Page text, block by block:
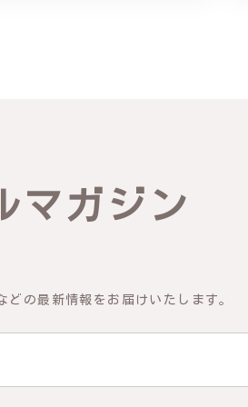
ざいました。お客様にご満足いただけた
で、どうぞ末永くご愛用ください。また
うな繊細さ K145
、写真で得られるイメージを上回った
いです。
マガジン
どの最新情報をお届けいたします。